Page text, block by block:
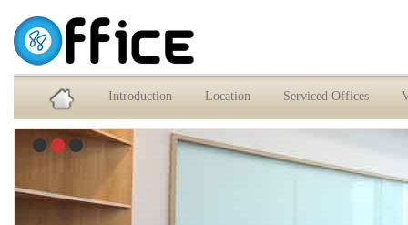
Service Office dan Virtual Office Jakarta Selatan
Introduction Location Serviced Offices